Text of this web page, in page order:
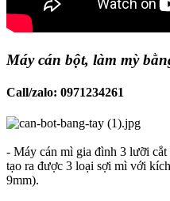
Máy cán bột, làm mỳ
Call/zalo: 0971234261​
- Máy cán mì gia đình 3 lưỡi cắt
tạo ra được 3 loại sợi mì với
9mm).